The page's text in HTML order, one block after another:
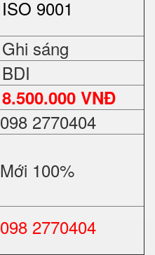
ISO 9001
Ghi sáng
BDI
8.500.000 VNĐ
098 2770404
Mới 100%
098 2770404